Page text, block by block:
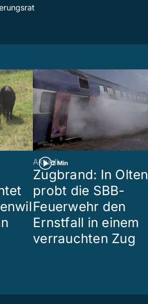
2 Min
Aktuell
Zugbrand: In Olten
probt die SBB-
Feuerwehr den
Ernstfall in einem
verrauchten Zug